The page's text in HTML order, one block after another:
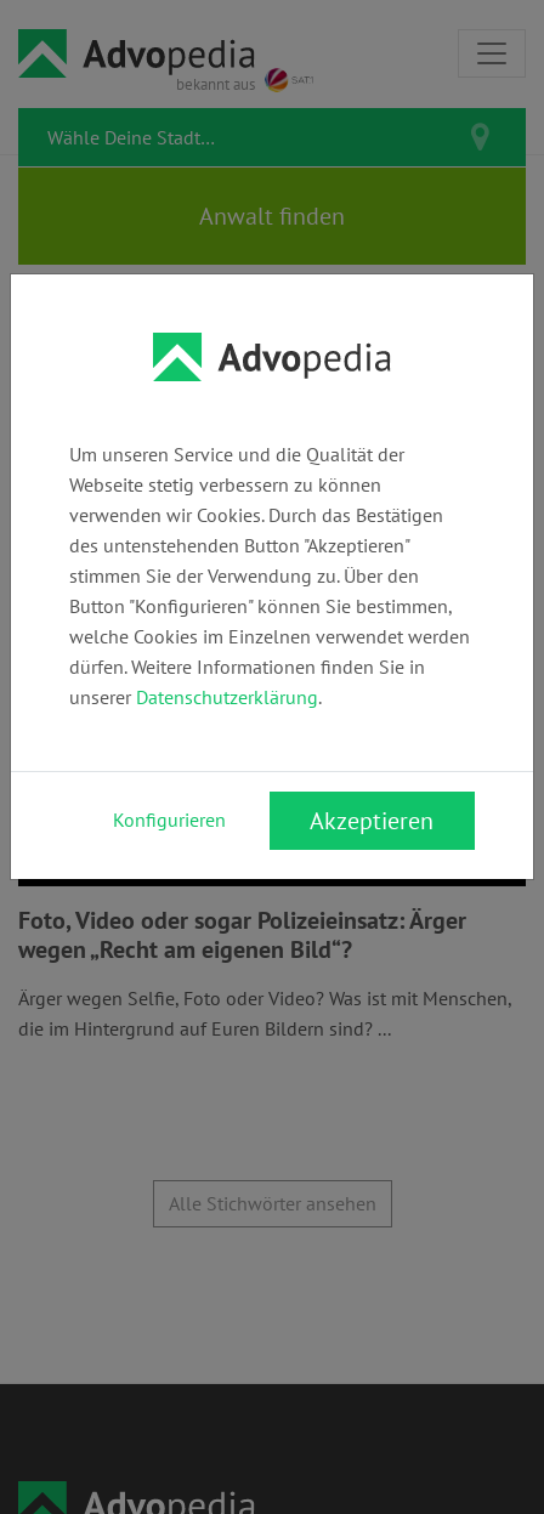
bekannt aus
Rechtstipps zum Thema Recht
Recht am eigenen Bild
Foto, Video oder sogar Polizeieinsatz: Ärger
wegen „Recht am eigenen Bild“?
Ärger wegen Selfie, Foto oder Video? Was ist mit Menschen,
die im Hintergrund auf Euren Bildern sind? ...
Alle Stichwörter ansehen
Um unseren Service und die Qualität der
Webseite stetig verbessern zu können
verwenden wir Cookies. Durch das Bestätigen
des untenstehenden Button "Akzeptieren"
stimmen Sie der Verwendung zu. Über den
Button "Konfigurieren" können Sie bestimmen,
welche Cookies im Einzelnen verwendet werden
dürfen. Weitere Informationen finden Sie in
unserer Datenschutzerklärung.
Konfigurieren Akzeptieren